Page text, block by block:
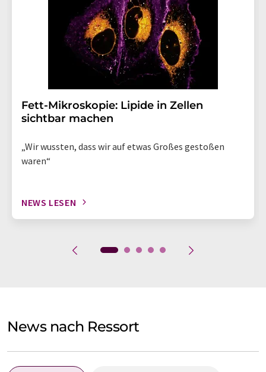
Fett-Mikroskopie: Lipide in Zellen
sichtbar machen
„Wir wussten, dass wir auf etwas Großes gestoßen
waren“
NEWS LESEN
News nach Ressort